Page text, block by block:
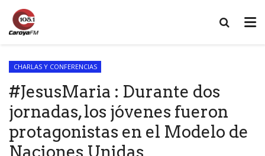
CHARLAS Y CONFERENCIAS
#JesusMaria : Durante dos
jornadas, los jóvenes fueron
protagonistas en el Modelo de
Naciones Unidas